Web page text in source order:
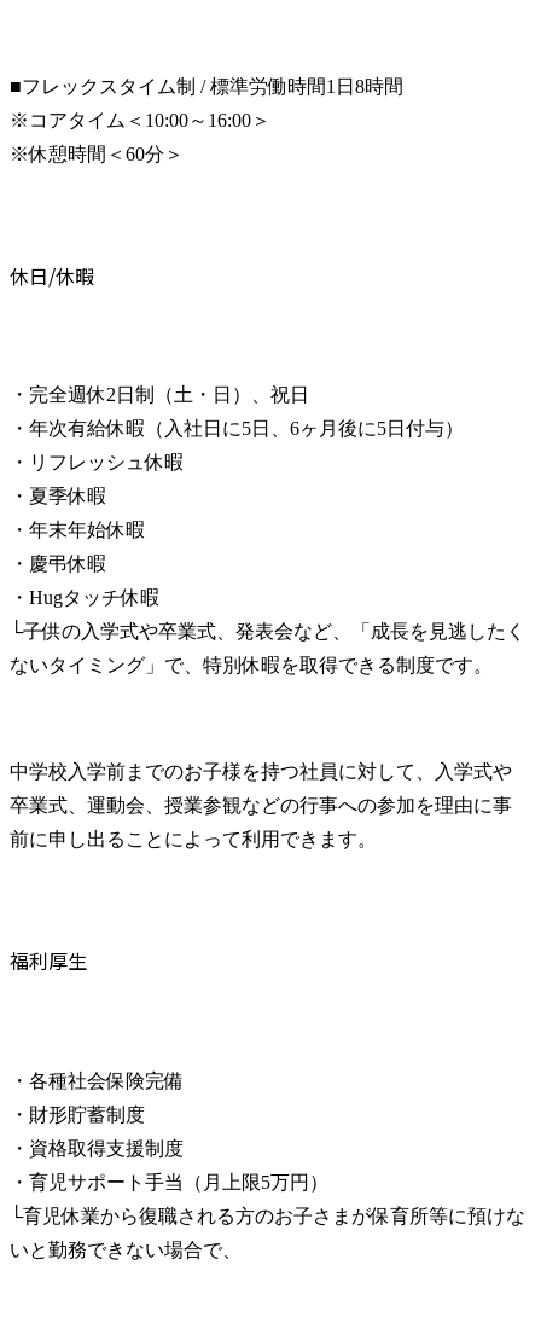
■フレックスタイム制 / 標準労働時間1日8時間
※コアタイム＜10:00～﻿16:00＞
※休憩時間＜60分＞
休日/休暇
・完全週休2日制（土・日）、祝日
・年次有給休暇（入社日に5日、6ヶ月後に5日付与）
・リフレッシュ休暇
・夏季休暇
・年末年始休暇
・慶弔休暇
・Hugタッチ休暇
└子供の入学式や卒業式、発表会など、「成長を見逃したく
ないタイミング」で、特別休暇を取得できる制度です。
中学校入学前までのお子様を持つ社員に対して、入学式や
卒業式、運動会、授業参観などの行事への参加を理由に事
前に申し出ることによって利用できます。
福利厚生
・各種社会保険完備
・財形貯蓄制度
・資格取得支援制度
・育児サポート手当（月上限5万円）
└育児休業から復職される方のお子さまが保育所等に預けな
いと勤務できない場合で、